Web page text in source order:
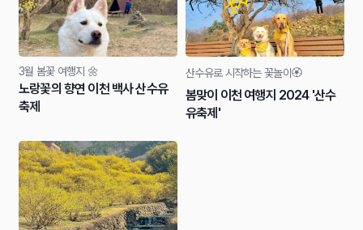
3월 봄꽃 여행지 🌼
노랑꽃의 향연 이천 백사 산수유
축제
산수유로 시작하는 꽃놀이🏵️
봄맞이 이천 여행지 2024 '산수
유축제'